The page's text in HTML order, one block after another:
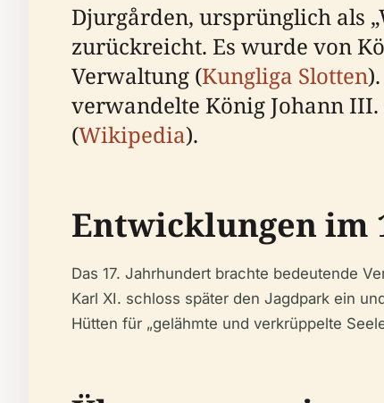
Djurgården, ursprünglich als
zurückreicht. Es wurde von
Verwaltung (Kungliga Slotten
verwandelte König Johann
(Wikipedia).
Entwicklungen im
Das 17. Jahrhundert brachte bedeutende
Karl XI. schloss später den Jagdpark ein
Hütten für „gelähmte und verkrüppelte